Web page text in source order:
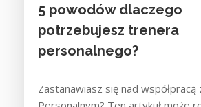
5 powodów dlaczego
potrzebujesz trenera
personalnego?
Zastanawiasz się nad